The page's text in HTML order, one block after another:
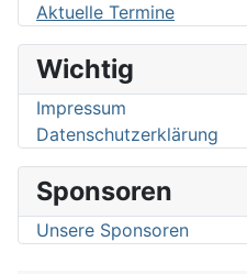
Aktuelle Termine
Wichtig
Impressum
Datenschutzerklärung
Sponsoren
Unsere Sponsoren